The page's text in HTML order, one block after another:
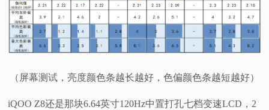
（屏幕测试，亮度颜色条越长越好，色偏颜色条越短越好）
iQOO Z8还是那块6.64英寸120Hz中置打孔七档变速LCD，2